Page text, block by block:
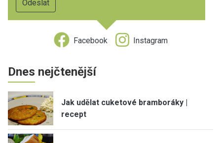
Facebook Instagram
Dnes nejčtenější
Jak udělat cuketové bramboráky |
recept